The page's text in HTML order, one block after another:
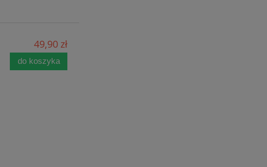
49,90 zł
do koszyka